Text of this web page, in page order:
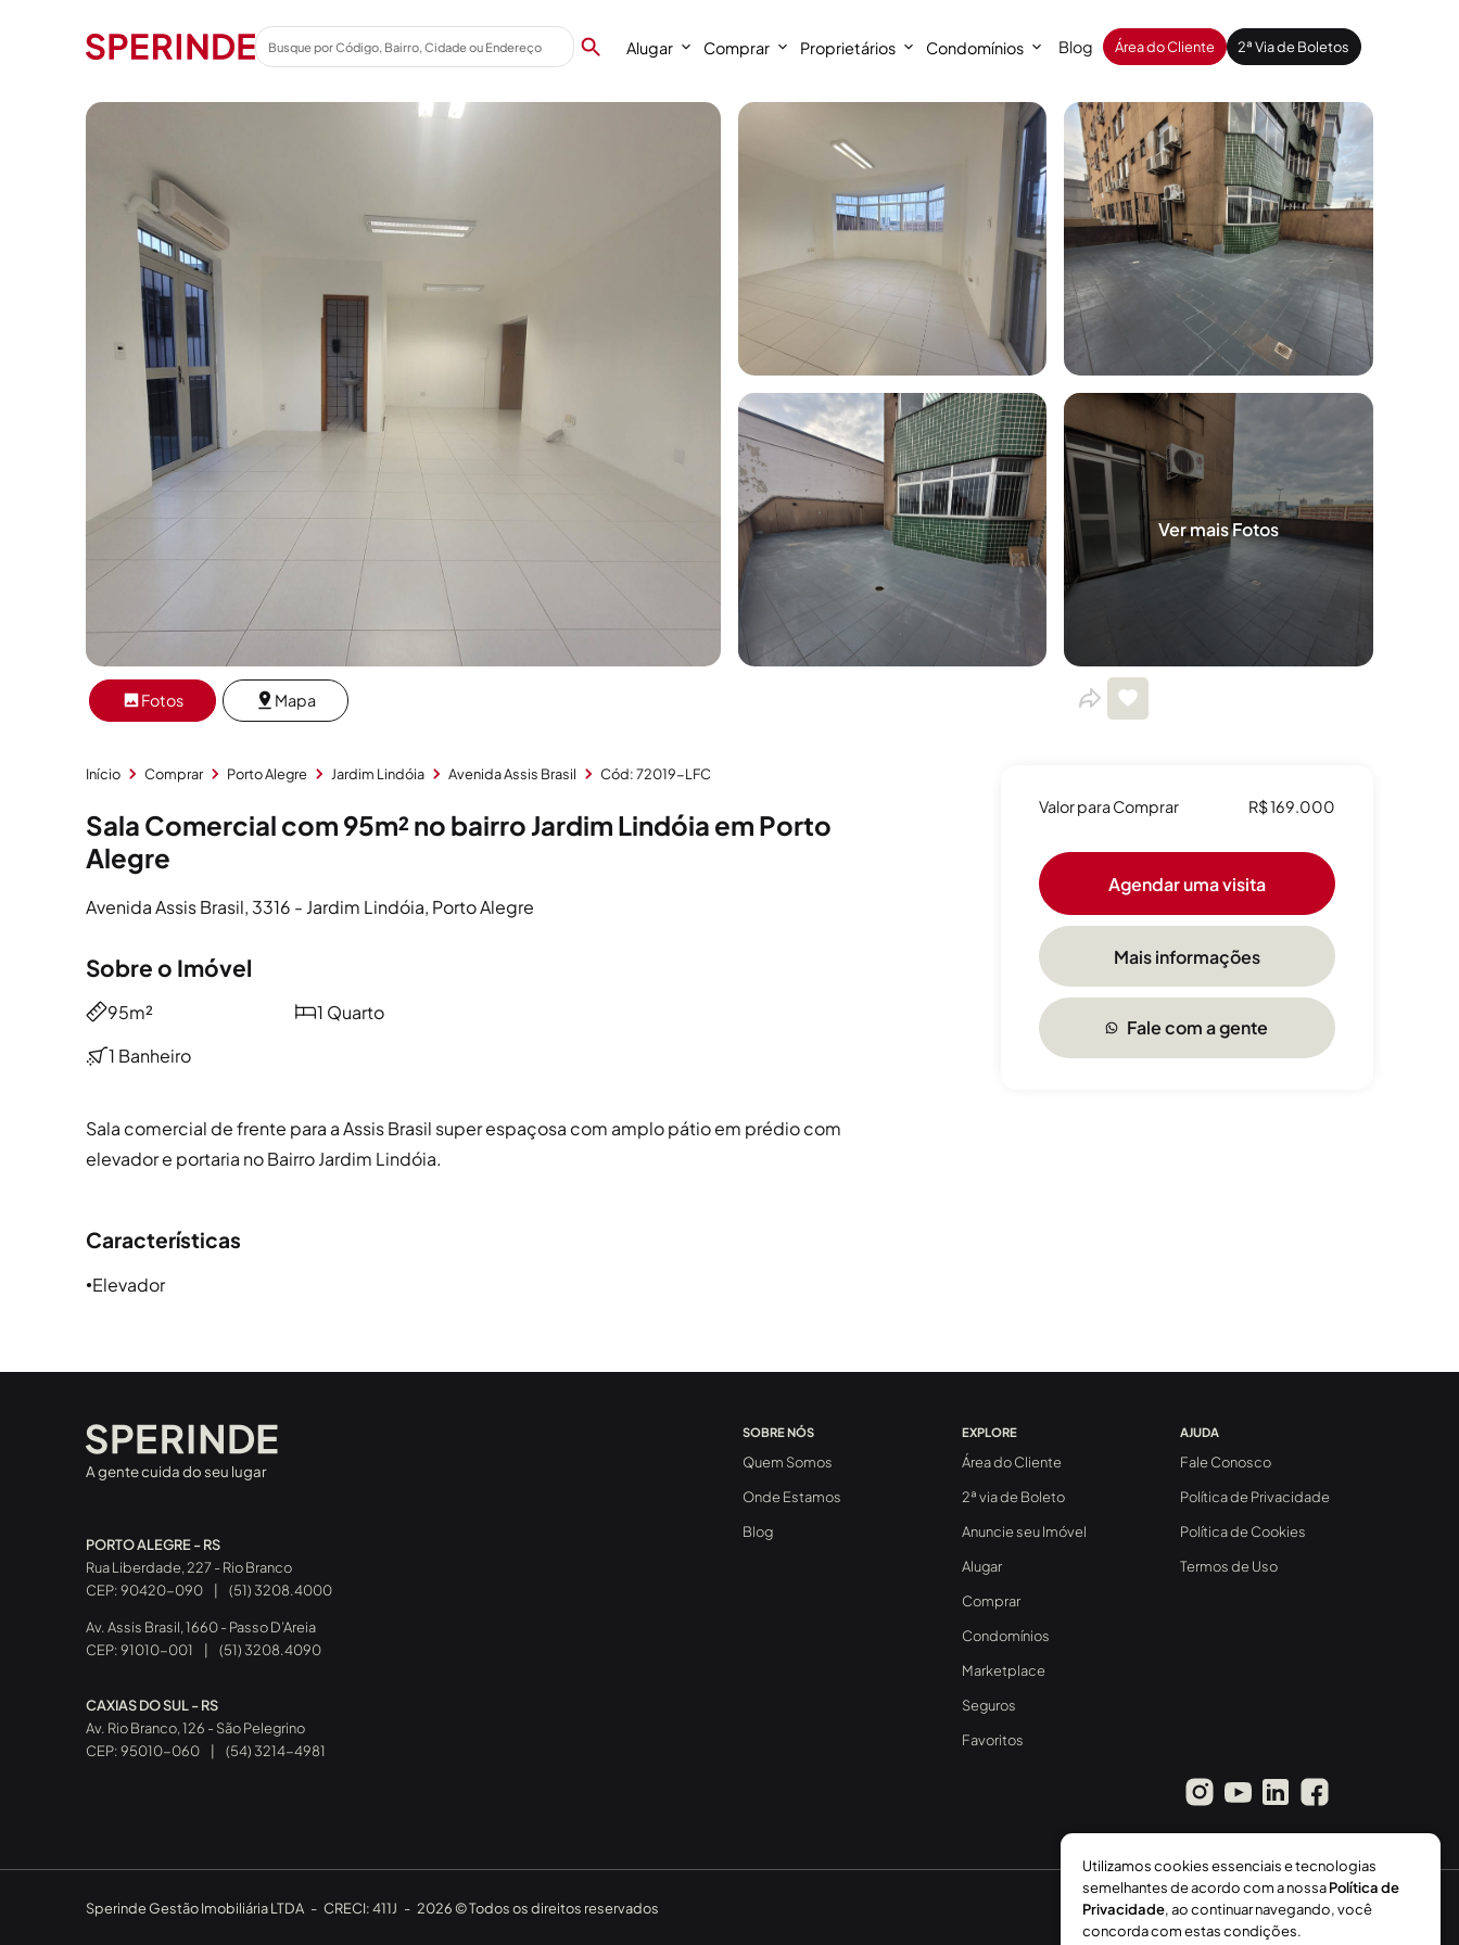
Alugar Comprar Proprietários Condomínios Blog Área do Cliente 2ª Via de Boletos
Ver mais Fotos
Fotos Mapa
Início Comprar Porto Alegre Jardim Lindóia Avenida Assis Brasil Cód: 72019-LFC
Sala Comercial com 95m² no bairro Jardim Lindóia em Porto
Alegre
Avenida Assis Brasil, 3316 - Jardim Lindóia, Porto Alegre
Sobre o Imóvel
95m²
1 Quarto
1 Banheiro
Sala comercial de frente para a Assis Brasil super espaçosa com amplo pátio em prédio com
elevador e portaria no Bairro Jardim Lindóia.
Características
●Elevador
Valor para Comprar R$ 169.000
Agendar uma visita
Mais informações
Fale com a gente
A gente cuida do seu lugar
PORTO ALEGRE - RS
Rua Liberdade, 227 - Rio Branco
CEP: 90420-090
(51) 3208.4000
Av. Assis Brasil, 1660 - Passo D’Areia
CEP: 91010-001
(51) 3208.4090
CAXIAS DO SUL - RS
Av. Rio Branco, 126 - São Pelegrino
CEP: 95010-060
(54) 3214-4981
SOBRE NÓS
Quem Somos
Onde Estamos
Blog
EXPLORE
Área do Cliente
2ª via de Boleto
Anuncie seu Imóvel
Alugar
Comprar
Condomínios
Marketplace
Seguros
Favoritos
AJUDA
Fale Conosco
Política de Privacidade
Política de Cookies
Termos de Uso
Sperinde Gestão Imobiliária LTDA - CRECI: 411J - 2026 © Todos os direitos reservados
Utilizamos cookies essenciais e tecnologias
semelhantes de acordo com a nossaPolítica de
Privacidade, ao continuar navegando, você
concorda com estas condições.